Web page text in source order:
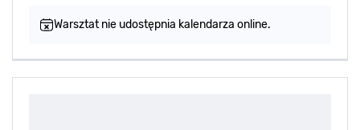
Warsztat nie udostępnia kalendarza online.